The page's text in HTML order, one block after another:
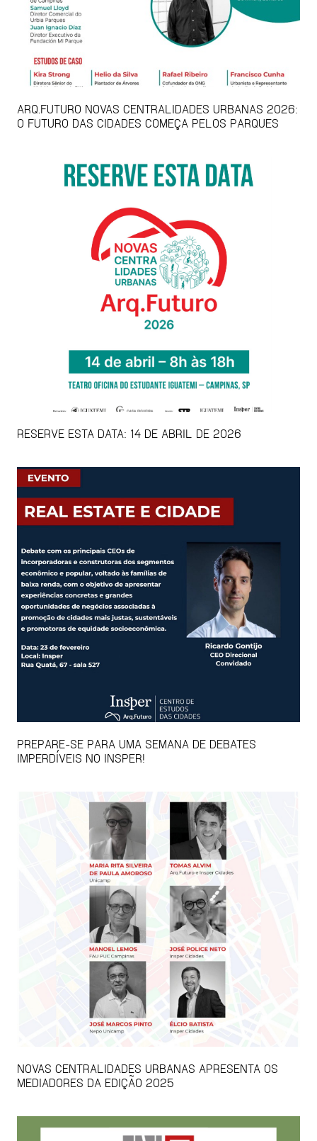
ARQ.FUTURO NOVAS CENTRALIDADES URBANAS 2026:
O FUTURO DAS CIDADES COMEÇA PELOS PARQUES
RESERVE ESTA DATA: 14 DE ABRIL DE 2026
PREPARE-SE PARA UMA SEMANA DE DEBATES
IMPERDÍVEIS NO INSPER!
NOVAS CENTRALIDADES URBANAS APRESENTA OS
MEDIADORES DA EDIÇÃO 2025